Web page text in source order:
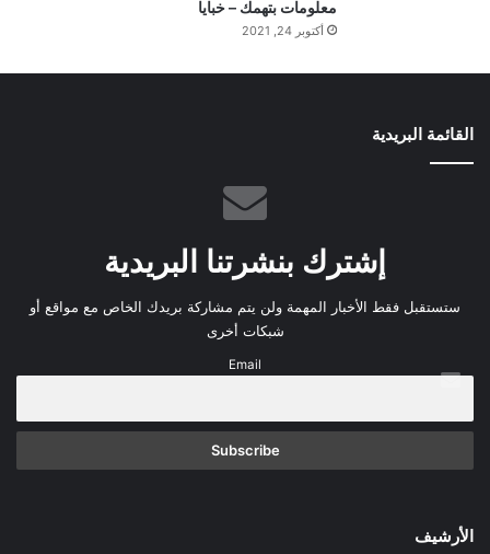
ي
م
معلومات بتهمك – خبايا
أكتوبر 24, 2021
القائمة البريدية
إشترك بنشرتنا البريدية
ستستقبل فقط الأخبار المهمة ولن يتم مشاركة بريدك الخاص مع مواقع أو
شبكات أخرى
Email
الأرشيف